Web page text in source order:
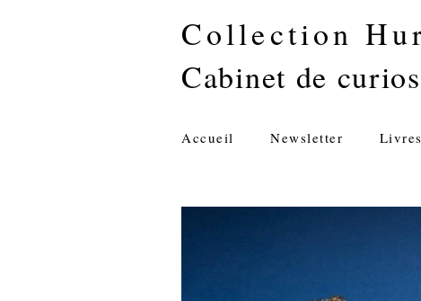
Collection
Cabinet de
Accueil Newsletter Livres